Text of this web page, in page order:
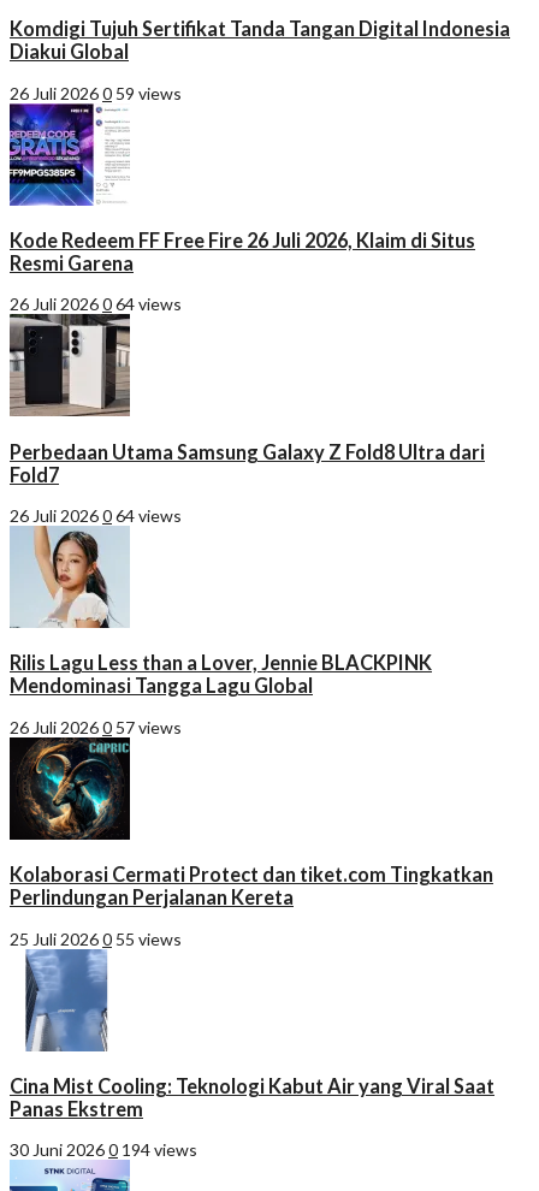
Komdigi Tujuh Sertifikat Tanda Tangan Digital Indonesia
Diakui Global
26 Juli 20260 59 views
Kode Redeem FF Free Fire 26 Juli 2026, Klaim di Situs
Resmi Garena
26 Juli 2026064 views
Perbedaan Utama Samsung Galaxy Z Fold8 Ultra dari
Fold7
26 Juli 2026064 views
Rilis Lagu Less than a Lover, Jennie BLACKPINK
Mendominasi Tangga Lagu Global
26 Juli 20260 57 views
Kolaborasi Cermati Protect dan tiket.com Tingkatkan
Perlindungan Perjalanan Kereta
25 Juli 20260 55 views
Cina Mist Cooling: Teknologi Kabut Air yang Viral Saat
Panas Ekstrem
30 Juni 20260 194 views